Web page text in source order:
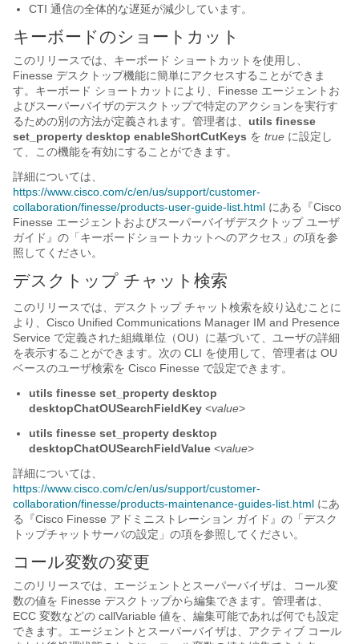
CTI 通信の全体的な遅延が減少しています。
キーボードのショートカット
このリリースでは、キーボード ショートカットを使用し、
Finesse デスクトップ機能に簡単にアクセスすることができま
す。キーボード ショートカットにより、Finesse エージェントお
よびスーパーバイザのデスクトップで特定のアクションを実行す
るための別の方法が定義されます。管理者は、 utils finesse
set_property desktop enableShortCutKeys を true に設定し
て、この機能を有効にすることができます。
詳細については、
https://www.cisco.com/c/en/us/support/customer-
collaboration/finesse/products-user-guide-list.html にある『Cisco
Finesse エージェントおよびスーパーバイザデスクトップ ユーザ
ガイド 』の「キーボードショートカットへのアクセス 」の項を参
照してください。
デスクトップ チャット検索
このリリースでは、デスクトップ チャット検索を絞り込むことに
より、Cisco Unified Communications Manager IM and Presence
Service で定義された組織単位（OU）に基づいて、ユーザの詳細
を表示することができます。次の CLI を使用して、管理者は OU
ベースのユーザ検索を Cisco Finesse で設定できます。
utils finesse set_property desktop
desktopChatOUSearchFieldKey <value>
utils finesse set_property desktop
desktopChatOUSearchFieldValue <value>
詳細については、
https://www.cisco.com/c/en/us/support/customer-
collaboration/finesse/products-maintenance-guides-list.html にあ
る『Cisco Finesse アドミニストレーション ガイド 』の「デスク
トップチャットサーバの設定 」の項を参照してください。
コール変数の変更
このリリースでは、エージェントとスーパーバイザは、コール変
数の値を Finesse デスクトップから編集できます。管理者は、
ECC 変数などの callVariable 値を、編集可能であれば何でも設定
できます。エージェントとスーパーバイザは、アクティブ コール